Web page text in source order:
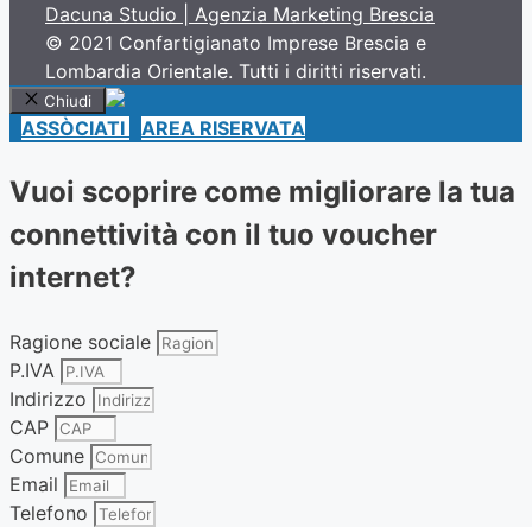
Dacuna Studio | Agenzia Marketing Brescia
© 2021 Confartigianato Imprese Brescia e
Lombardia Orientale. Tutti i diritti riservati.
Chiudi
ASSÒCIATI AREA RISERVATA
Vuoi scoprire come migliorare la tua
connettività con il tuo voucher
internet?
Ragione sociale
P.IVA
Indirizzo
CAP
Comune
Email
Telefono